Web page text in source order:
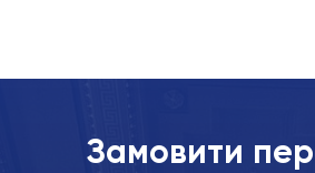
Замовити